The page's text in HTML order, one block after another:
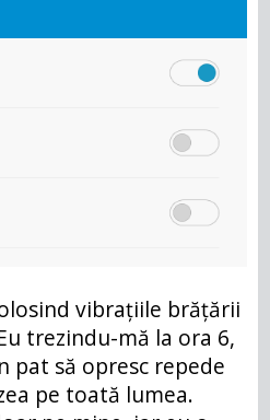
vibrațiile brățării
trezindu-mă la ora 6,
pat să opresc repede
pe toată lumea.